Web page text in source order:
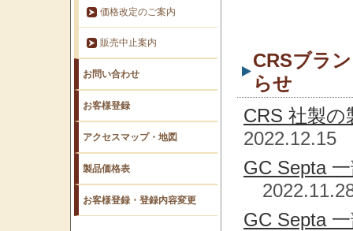
価格改定のご案内
販売中止案内
お問い合わせ
お客様登録
アクセスマップ・地図
製品価格表
お客様登録・登録内容変更
CRSブラ
らせ
CRS 社製
2022.12.15
GC Septa
GC Septa